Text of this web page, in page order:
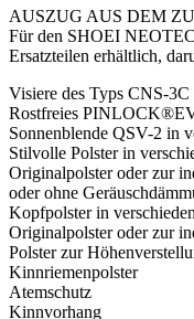
AUSZUG AUS DEM
Für den SHOEI
Ersatzteilen erhältlich,
Visiere des Typs CNS-
Rostfreies
Sonnenblende QSV-2 in
Stilvolle Polster in
Originalpolster oder zur
oder ohne
Kopfpolster in
Originalpolster oder zur
Polster zur
Kinnriemenpolster
Atemschutz
Kinnvorhang